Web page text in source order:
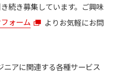
続き募集しています。ご興味
ォーム
よりお気軽にお問
ニアに関連する各種サービス